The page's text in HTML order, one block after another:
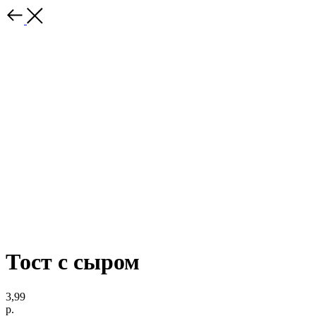
Тост с сыром
3,99
р.